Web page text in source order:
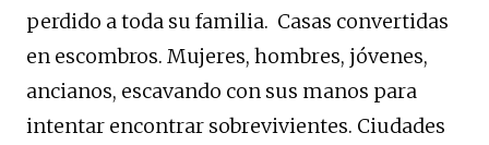
perdido a toda su familia. Casas convertidas
en escombros. Mujeres, hombres, jóvenes,
ancianos, escavando con sus manos para
intentar encontrar sobrevivientes. Ciudades